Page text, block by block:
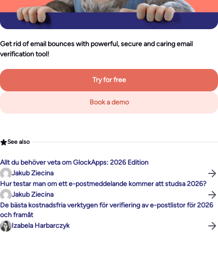
Get rid of email bounces with powerful, secure and caring email
verification tool!
Try for free
Book a demo
See also
Allt du behöver veta om GlockApps: 2026 Edition
Jakub Ziecina
Hur testar man om ett e-postmeddelande kommer att studsa 2026?
Jakub Ziecina
De bästa kostnadsfria verktygen för verifiering av e-postlistor för 2026
och framåt
Izabela Harbarczyk